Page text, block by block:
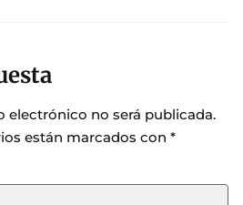
electrónico no será publicada.
están marcados con *